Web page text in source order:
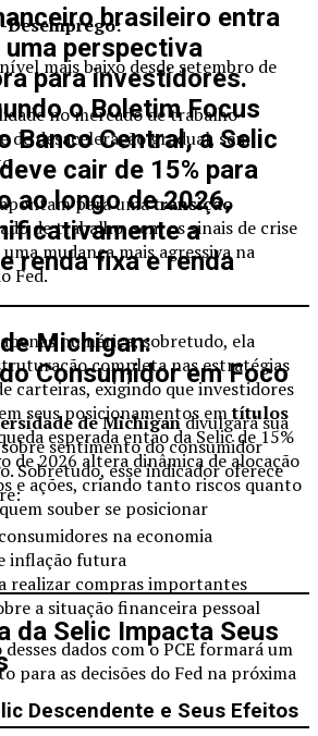
mais baixo desde setembro de
no mercado de trabalho
de desaceleração gradual, sem
apontam para umatransição
de trabalho, sem os sinais de crise
mudança mais agressiva na
Fed.
Michigan:
Consumidor em Foco
de Michigandivulgará sua
sentimento do consumidor
Sobretudo, esse indicador oferece
na economia
inflação futura
realizar compras importantes
a situação financeira pessoal
dados com o PCE formará um
para as decisões do Fed na próxima
brasileiro entra
perspectiva
para investidores.
o Boletim Focus
Banco Central, a Selic
cair de 15% para
ao longo de 2026,
a
renda fixaerenda
numérica, sobretudo, ela
completa nas estratégias
carteiras, exigindo que investidores
seus posicionamentos emtítulos
esperada então da Selic de 15%
de 2026 altera dinâmica de alocação
e ações, criando tanto riscos quanto
souber se posicionar
da Selic Impacta Seus
Descendente e Seus Efeitos